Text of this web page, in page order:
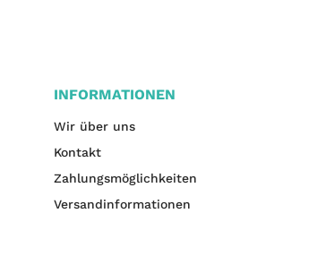
INFORMATIONEN
Wir über uns
Kontakt
Zahlungsmöglichkeiten
Versandinformationen